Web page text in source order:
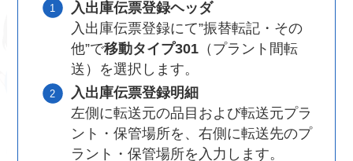
入出庫伝票登録ヘッダ
入出庫伝票登録にて”振替転記・その
他”で移動タイプ301（プラント間転
送）を選択します。
入出庫伝票登録明細
左側に転送元の品目および転送元プラ
ント・保管場所を、右側に転送先のプ
ラント・保管場所を入力します。